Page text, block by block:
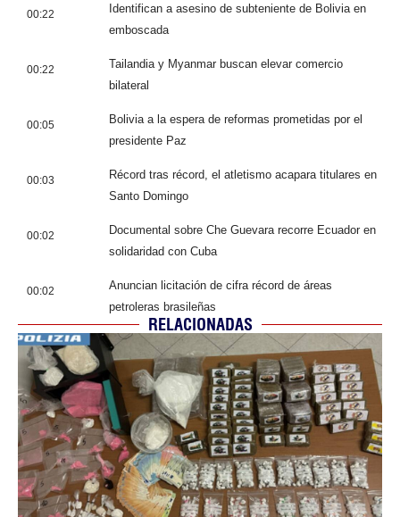
00:22
Identifican a asesino de subteniente de Bolivia en
emboscada
00:22
Tailandia y Myanmar buscan elevar comercio
bilateral
00:05
Bolivia a la espera de reformas prometidas por el
presidente Paz
00:03
Récord tras récord, el atletismo acapara titulares en
Santo Domingo
00:02
Documental sobre Che Guevara recorre Ecuador en
solidaridad con Cuba
00:02
Anuncian licitación de cifra récord de áreas
petroleras brasileñas
RELACIONADAS